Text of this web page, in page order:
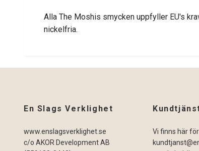
Alla The Moshis smycken uppfyller EU's
nickelfria.
En Slags Verklighet
www.enslagsverklighet.se
c/o AKOR Development AB
Vi finns här